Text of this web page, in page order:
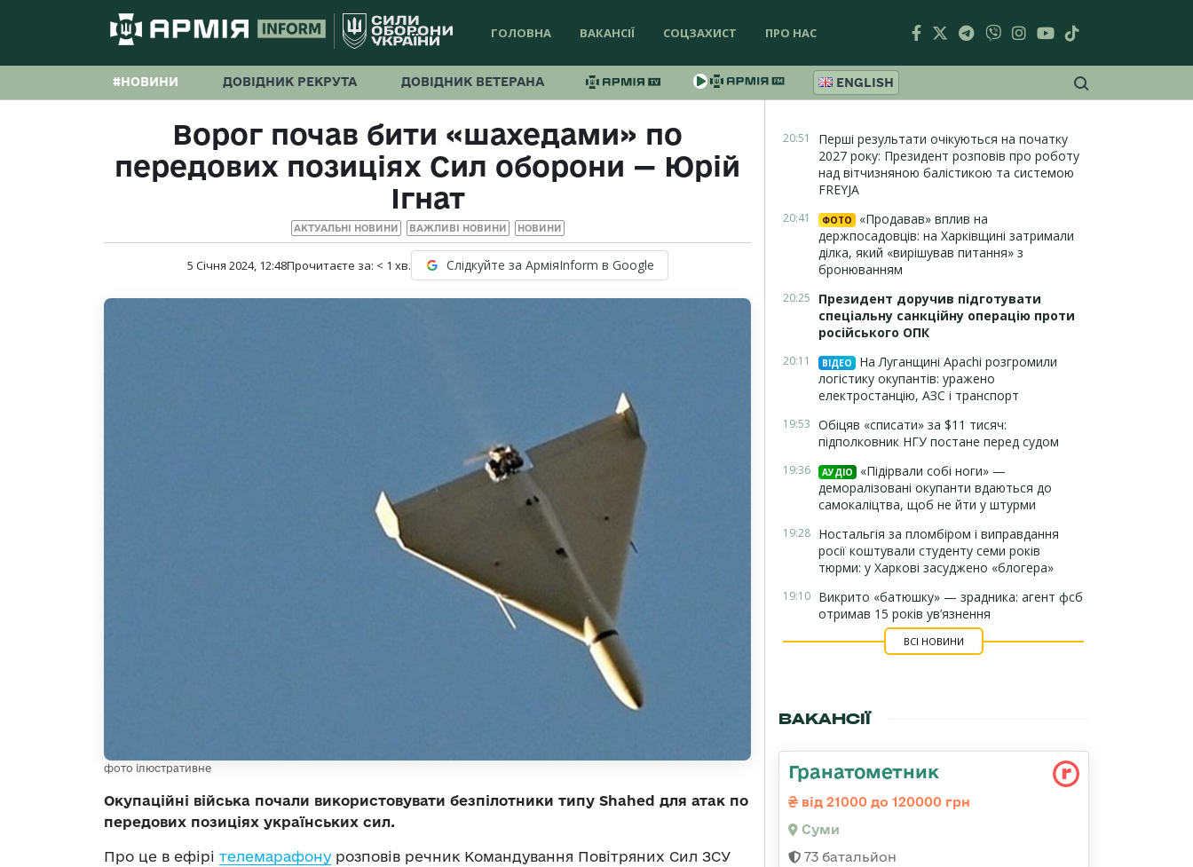
ГОЛОВНА ВАКАНСІЇ СОЦЗАХИСТ ПРО НАС
#НОВИНИ ДОВІДНИК РЕКРУТА ДОВІДНИК ВЕТЕРАНА ENGLISH
Ворог почав бити «шахедами» по
передових позиціях Сил оборони — Юрій
Ігнат
АКТУАЛЬНІ НОВИНИ ВАЖЛИВІ НОВИНИ НОВИНИ
5 Січня 2024, 12:48Прочитаєте за: < 1 хв. Слідкуйте за АрміяInform в Google
фото ілюстративне
Окупаційні війська почали використовувати безпілотники типу Shahed для атак по
передових позиціях українських сил.
Про це в ефірі телемарафону розповів речник Командування Повітряних Сил ЗСУ
20:51
Перші результати очікуються на початку
2027 року: Президент розповів про роботу
над вітчизняною балістикою та системою
FREYJA
20:41 ФОТО
«Продавав» вплив на
держпосадовців: на Харківщині затримали
ділка, який «вирішував питання» з
бронюванням
20:25
Президент доручив підготувати
спеціальну санкційну операцію проти
російського ОПК
20:11 ВІДЕО
На Луганщині Apachi розгромили
логістику окупантів: уражено
електростанцію, АЗС і транспорт
19:53 Обіцяв «списати» за $11 тисяч:
підполковник НГУ постане перед судом
19:36 АУДІО
«Підірвали собі ноги» —
деморалізовані окупанти вдаються до
самокаліцтва, щоб не йти у штурми
19:28 Ностальгія за пломбіром і виправдання
росії коштували студенту семи років
тюрми: у Харкові засуджено «блогера»
19:10 Викрито «батюшку» — зрадника: агент фсб
отримав 15 років ув’язнення
ВСІ НОВИНИ
ВАКАНСІЇ
Гранатометник
від 21000 до 120000 грн
Суми
73 батальйон